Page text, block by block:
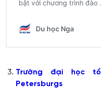
Trường đại học
Petersburgs